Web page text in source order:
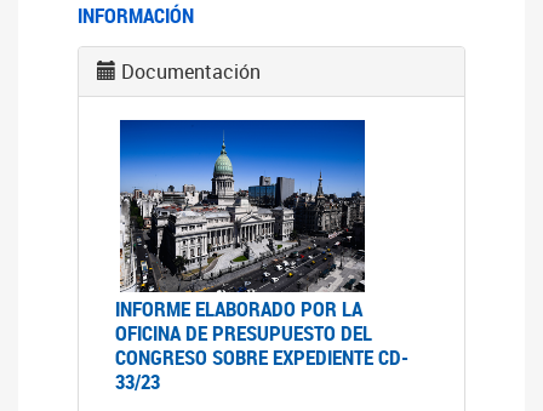
INFORMACIÓN
Documentación
INFORME ELABORADO POR LA
OFICINA DE PRESUPUESTO DEL
CONGRESO SOBRE EXPEDIENTE CD-
33/23